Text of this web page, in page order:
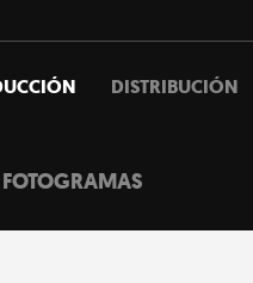
DISTRIBUCIÓN
FOTOGRAMAS